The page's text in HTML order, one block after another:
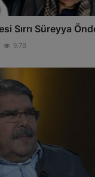
Sırrı Süreyya
9.7B